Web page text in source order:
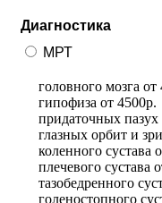
Диагностика
МРТ
головного мозга от
гипофиза от 4500р.
придаточных пазух
глазных орбит и
коленного сустава
плечевого сустава
тазобедренного
голеностопного